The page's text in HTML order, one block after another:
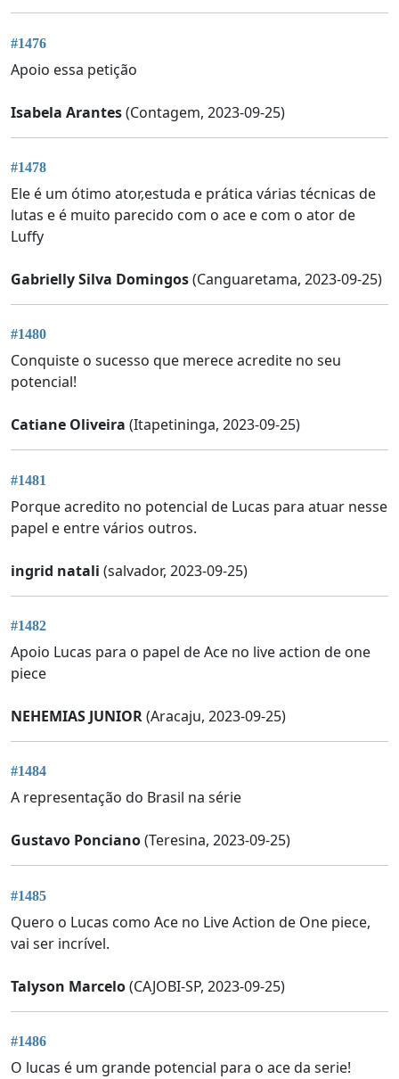
#1476
Apoio essa petição
Isabela Arantes(Contagem, 2023-09-25)
#1478
Ele é um ótimo ator,estuda e prática várias técnicas de
lutas e é muito parecido com o ace e com o ator de
Luffy
Gabrielly Silva Domingos(Canguaretama, 2023-09-25)
#1480
Conquiste o sucesso que merece acredite no seu
potencial!
Catiane Oliveira (Itapetininga, 2023-09-25)
#1481
Porque acredito no potencial de Lucas para atuar nesse
papel e entre vários outros.
ingrid natali (salvador, 2023-09-25)
#1482
Apoio Lucas para o papel de Ace no live action de one
piece
NEHEMIAS JUNIOR(Aracaju, 2023-09-25)
#1484
A representação do Brasil na série
Gustavo Ponciano(Teresina, 2023-09-25)
#1485
Quero o Lucas como Ace no Live Action de One piece,
vai ser incrível.
Talyson Marcelo(CAJOBI-SP, 2023-09-25)
#1486
O lucas é um grande potencial para o ace da serie!